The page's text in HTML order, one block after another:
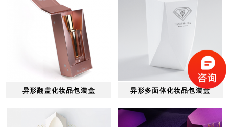
异形翻盖化妆品包装盒 异形多面体化妆品包装盒